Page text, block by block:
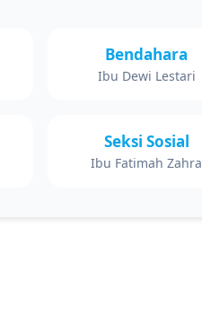
Bendahara
Ibu Dewi Lestari
Seksi Sosial
Ibu Fatimah Zahra